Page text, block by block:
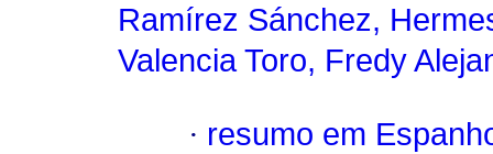
Ramírez Sánchez,
Valencia Toro, Fredy
· resumo em